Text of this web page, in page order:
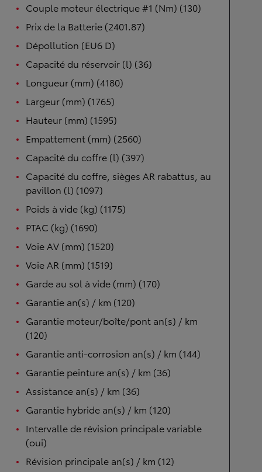
Couple moteur électrique #1 (Nm) (130)
Prix de la Batterie (2401.87)
Dépollution (EU6 D)
Capacité du réservoir (l) (36)
Longueur (mm) (4180)
Largeur (mm) (1765)
Hauteur (mm) (1595)
Empattement (mm) (2560)
Capacité du coffre (l) (397)
Capacité du coffre, sièges AR rabattus, au
pavillon (l) (1097)
Poids à vide (kg) (1175)
PTAC (kg) (1690)
Voie AV (mm) (1520)
Voie AR (mm) (1519)
Garde au sol à vide (mm) (170)
Garantie an(s) / km (120)
Garantie moteur/boîte/pont an(s) / km
(120)
Garantie anti-corrosion an(s) / km (144)
Garantie peinture an(s) / km (36)
Assistance an(s) / km (36)
Garantie hybride an(s) / km (120)
Intervalle de révision principale variable
(oui)
Révision principale an(s) / km (12)